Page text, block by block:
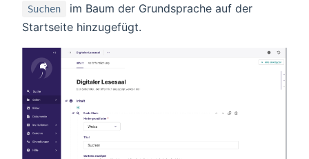
Suchen
im Baum der Grundsprache auf der
Startseite hinzugefügt.